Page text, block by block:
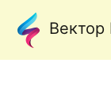
Вектор